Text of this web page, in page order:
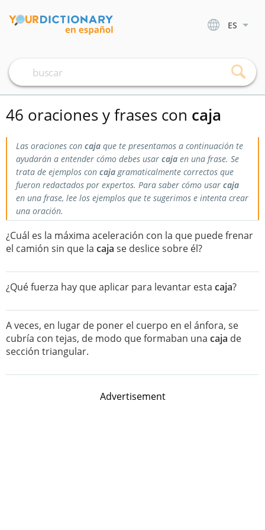
ES
46 oraciones y frases con caja
Las oraciones con caja que te presentamos a continuación te
ayudarán a entender cómo debes usar caja en una frase. Se
trata de ejemplos con cajagramaticalmente correctos que
fueron redactados por expertos. Para saber cómo usar caja
en una frase, lee los ejemplos que te sugerimos e intenta crear
una oración.
¿Cuál es la máxima aceleración con la que puede frenar
el camión sin que la caja se deslice sobre él?
¿Qué fuerza hay que aplicar para levantar esta caja?
A veces, en lugar de poner el cuerpo en el ánfora, se
cubría con tejas, de modo que formaban una caja de
sección triangular.
Advertisement